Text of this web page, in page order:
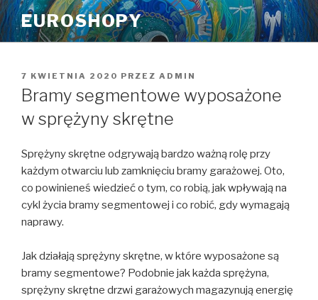
Przeskocz
do
treści
EUROSHOPY
OPUBLIKOWANE
W
7 KWIETNIA 2020 PRZEZ ADMIN
Bramy segmentowe wyposażone
w sprężyny skrętne
Sprężyny skrętne odgrywają bardzo ważną rolę przy
każdym otwarciu lub zamknięciu bramy garażowej. Oto,
co powinieneś wiedzieć o tym, co robią, jak wpływają na
cykl życia bramy segmentowej i co robić, gdy wymagają
naprawy.
Jak działają sprężyny skrętne, w które wyposażone są
bramy segmentowe? Podobnie jak każda sprężyna,
sprężyny skrętne drzwi garażowych magazynują energię